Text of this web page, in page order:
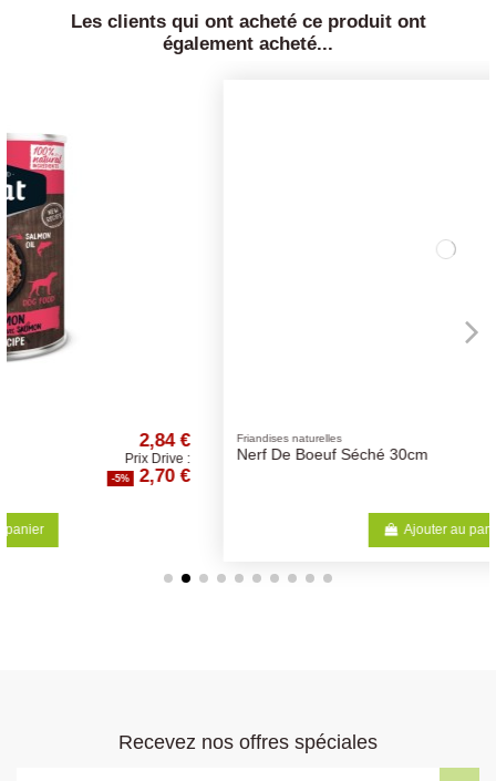
Les clients qui ont acheté ce produit ont
également acheté...
Friandises naturelles
Nerf De Boeuf Séché 30cm Prix Drive :
Recevez nos offres spéciales